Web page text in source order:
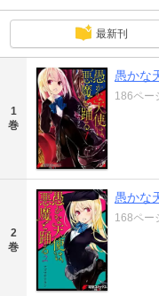
最新刊
1
巻
愚かな
186ペー
2
巻
愚かな
168ペー